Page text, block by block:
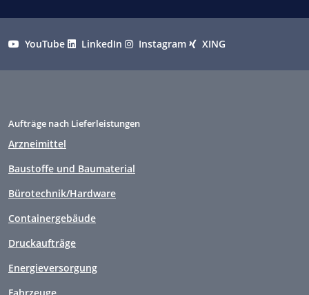
YouTube LinkedIn Instagram XING
Aufträge nach Lieferleistungen
Arzneimittel
Baustoffe und Baumaterial
Bürotechnik/Hardware
Containergebäude
Druckaufträge
Energieversorgung